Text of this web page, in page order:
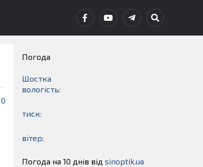
0
Погода
Шостка
вологість:
тиск:
вітер:
Погода на 10 днів від sinoptik.ua